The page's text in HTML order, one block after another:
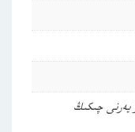
يەرنى چىكىڭ